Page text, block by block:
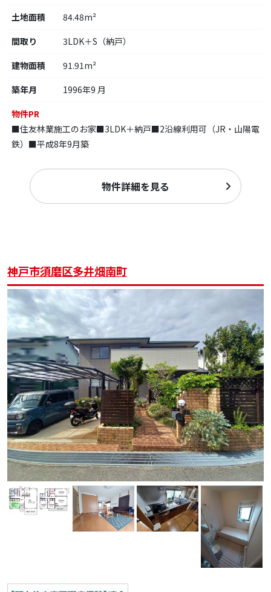
土地面積
84.48m²
間取り
3LDK＋S（納戸）
建物面積
91.91m²
築年月
1996年9 月
物件PR
■住友林業施工のお家■3LDK＋納戸■2沿線利用可（JR・山陽電
鉄）■平成8年9月築
物件詳細を見る
神戸市須磨区多井畑南町